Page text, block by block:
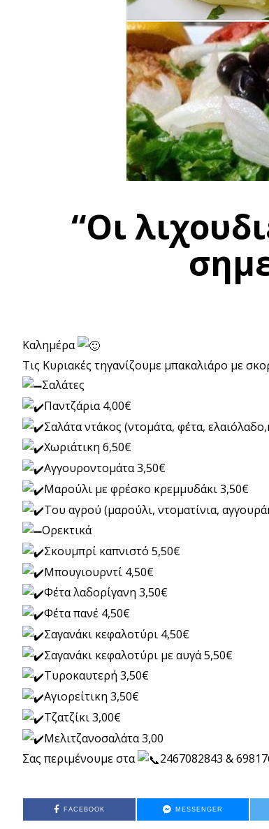
“Οι
Καλημέρα
Τις Κυριακές τηγανίζουμε μπακαλιάρο με
Σαλάτες
Παντζάρια 4,00€
Σαλάτα ντάκος (ντομάτα, φέτα,
Χωριάτικη 6,50€
Αγγουροντομάτα 3,50€
Μαρούλι με φρέσκο κρεμμυδάκι 3,50€
Του αγρού (μαρούλι, ντοματίνια,
Ορεκτικά
Σκουμπρί καπνιστό 5,50€
Μπουγιουρντί 4,50€
Φέτα λαδορίγανη 3,50€
Φέτα πανέ 4,50€
Σαγανάκι κεφαλοτύρι 4,50€
Σαγανάκι κεφαλοτύρι με αυγά 5,50€
Τυροκαυτερή 3,50€
Αγιορείτικη 3,50€
Τζατζίκι 3,00€
Μελιτζανοσαλάτα 3,00
Σας περιμένουμε στα
2467082843 &
FACEBOOK MESSENGER